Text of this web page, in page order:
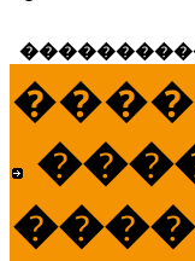
����������-